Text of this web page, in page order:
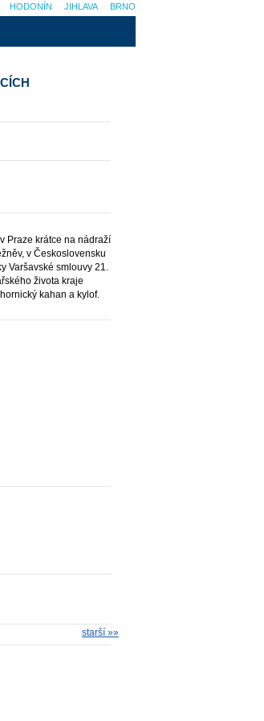
Praze krátce na nádraží
v Československu
Varšavské smlouvy 21.
života kraje
kahan a kylof.
starší »»
BRNO
JIHLAVA
HODONÍN